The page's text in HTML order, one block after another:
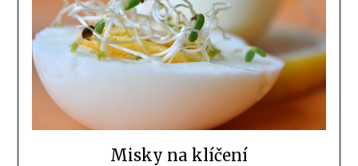
Misky na klíčení